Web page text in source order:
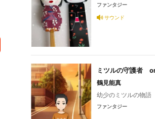
ファンタジー
サウンド
ミツルの守護者
鶴見能真
幼少のミツルの物語
ファンタジー